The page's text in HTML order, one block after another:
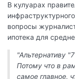
В кулуарах
вопросы
ипотека для
"Альтернативу
Потому что в
самое главное,